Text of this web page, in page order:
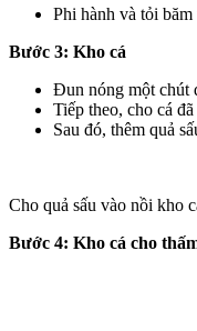
Phi hành và tỏi
Bước 3: Kho cá
Đun nóng một chút
Tiếp theo, cho cá
Sau đó, thêm quả
Cho quả sấu vào nồi kho
Bước 4: Kho cá cho